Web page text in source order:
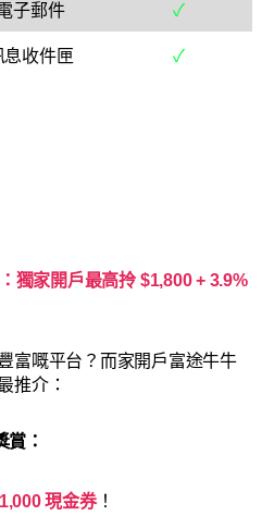
子郵件 ✓
息收件匣 ✓
獨家開戶最高拎 $1,800 + 3.9%
富嘅平台？而家開戶富途牛牛
推介：
：
現金券！